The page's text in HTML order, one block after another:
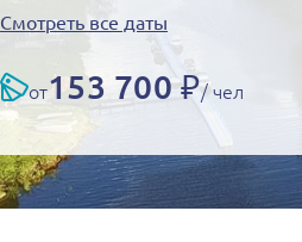
Смотреть все даты
от153 700 ₽/ чел